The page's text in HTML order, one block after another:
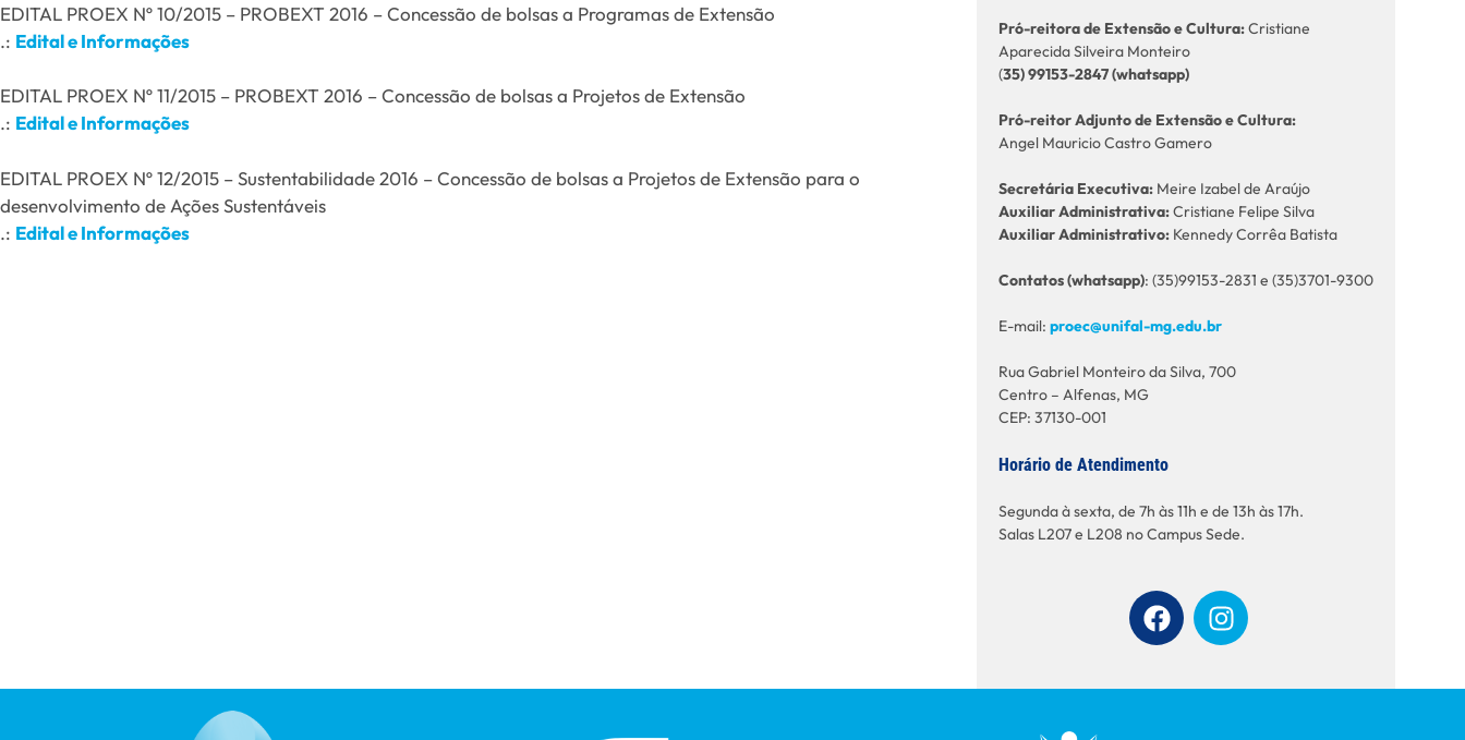
EDITAL PROEX Nº 10/2015 – PROBEXT 2016 – Concessão de bolsas a Programas de Extensão
.: Edital e Informações
EDITAL PROEX Nº 11/2015 – PROBEXT 2016 – Concessão de bolsas a Projetos de Extensão
.: Edital e Informações
EDITAL PROEX Nº 12/2015 – Sustentabilidade 2016 – Concessão de bolsas a Projetos de Extensão para o
desenvolvimento de Ações Sustentáveis
.: Edital e Informações
Pró-reitora de Extensão e Cultura:Cristiane
Aparecida Silveira Monteiro
(35) 99153-2847 (whatsapp)
Pró-reitor Adjunto de Extensão e Cultura:
Angel Mauricio Castro Gamero
Secretária Executiva: Meire Izabel de Araújo
Auxiliar Administrativa:Cristiane Felipe Silva
Auxiliar Administrativo: Kennedy Corrêa Batista
Contatos (whatsapp): (35)99153-2831 e (35)3701-9300
E-mail: proec@unifal-mg.edu.br
Rua Gabriel Monteiro da Silva, 700
Centro – Alfenas, MG
CEP: 37130-001
Horário de Atendimento
Segunda à sexta, de 7h às 11h e de 13h às 17h.
Salas L207 e L208 no Campus Sede.